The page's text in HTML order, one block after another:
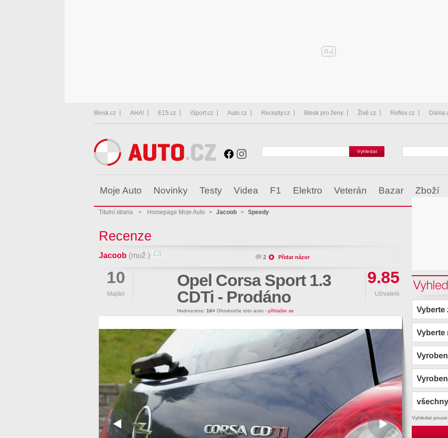
Blesk.cz AHA! E15.cz iSport.cz Auto.cz Recepty.cz Blesk pro ženy Živě.cz Reflex.cz
Moje Auto Novinky Testy Videa F1 Elektro Veterán Bazar Zboží
Titulní strana > Homepage Moje Auto > Jacoob > Speedy
Recenze
Jacoob (muž ) 2 Přidat názor
10
Majitel
Opel Corsa Sport 1.3
CDTi - Prodáno
9.85
Uživatelé
Hodnoceno: 16× Ohodnoťte toto auto - přihlašte se Vyberte
Vyberte
Vyhledat pouze: